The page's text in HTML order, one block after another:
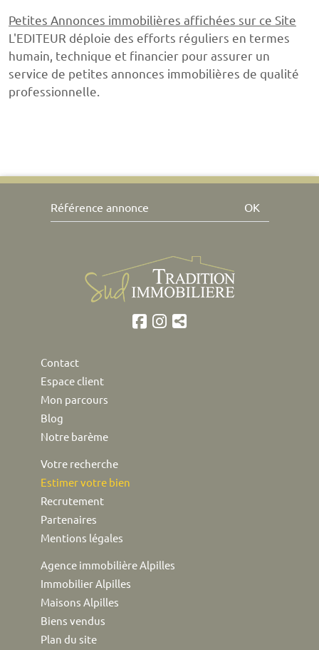
Petites Annonces immobilières affichées sur ce Site
L'EDITEUR déploie des efforts réguliers en termes
humain, technique et financier pour assurer un
service de petites annonces immobilières de qualité
professionnelle.
OK
Contact
Espace client
Mon parcours
Blog
Notre barème
Votre recherche
Estimer votre bien
Recrutement
Partenaires
Mentions légales
Agence immobilière Alpilles
Immobilier Alpilles
Maisons Alpilles
Biens vendus
Plan du site